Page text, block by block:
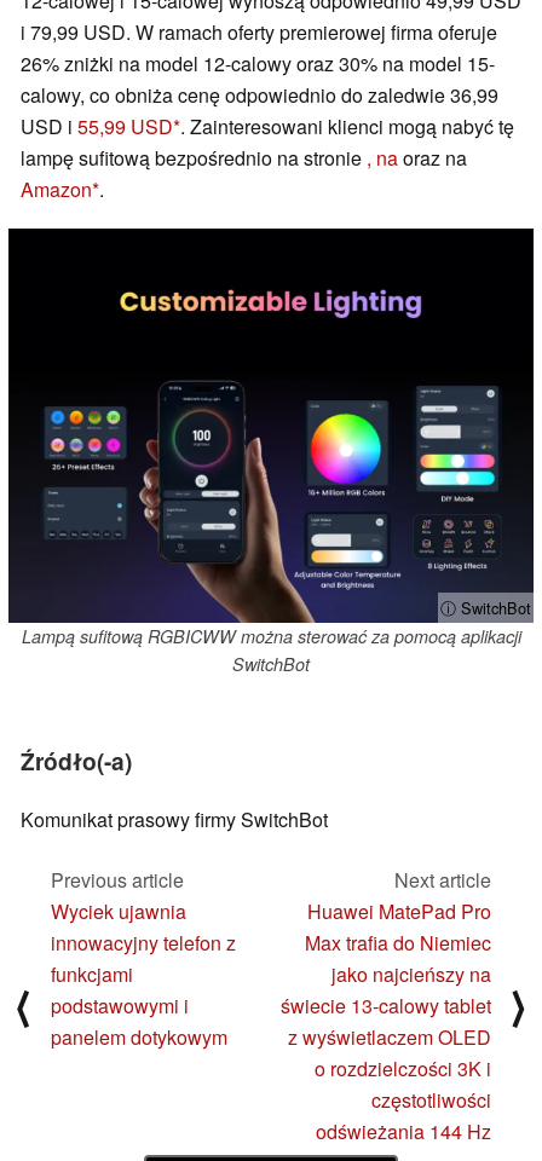
i 79,99 USD. W ramach oferty premierowej firma oferuje
26% zniżki na model 12-calowy oraz 30% na model 15-
calowy, co obniża cenę odpowiednio do zaledwie 36,99
USD i 55,99 USD . Zainteresowani klienci mogą nabyć tę
lampę sufitową bezpośrednio na stronie , naoraz na
Amazon .
ⓘ SwitchBot
Lampą sufitową RGBICWW można sterować za pomocą aplikacji
SwitchBot
Źródło(-a)
Komunikat prasowy firmy SwitchBot
⟨
Previous article
Wyciek ujawnia
innowacyjny telefon z
funkcjami
podstawowymi i
panelem dotykowym
Next article
Huawei MatePad Pro
Max trafia do Niemiec
jako najcieńszy na
świecie 13-calowy tablet
z wyświetlaczem OLED
o rozdzielczości 3K i
częstotliwości
odświeżania 144 Hz
⟩